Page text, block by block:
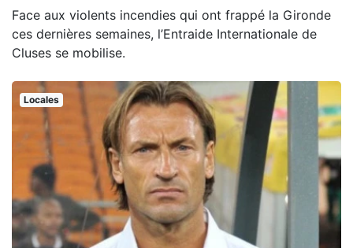
Face aux violents incendies qui ont frappé la Gironde
ces dernières semaines, l’Entraide Internationale de
Cluses se mobilise.
Locales